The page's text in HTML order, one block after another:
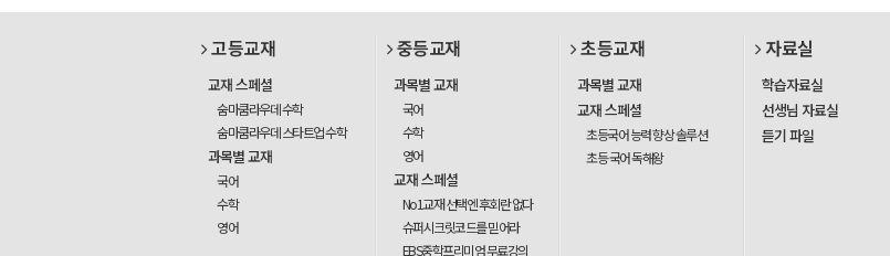
고등교재
교재 스페셜
숨마쿰라우데 수학
숨마쿰라우데 스타트업 수학
과목별 교재
국어
수학
영어
중등교재
과목별 교재
국어
수학
영어
교재 스페셜
No1교재 선택엔 후회란 없다
슈퍼시크릿코드를 믿어라
EBS중학프리미엄 무료강의
초등교재
과목별 교재
교재 스페셜
초등국어 능력 향상 솔루션
초등 국어 독해왕
자료실
학습자료실
선생님 자료실
듣기 파일